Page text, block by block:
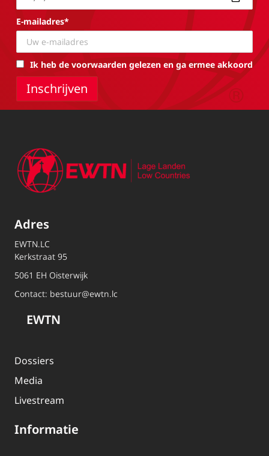
E-mailadres*
Ik heb de voorwaarden gelezen en ga ermee akkoord
Adres
EWTN.LC
Kerkstraat 95
5061 EH Oisterwijk
Contact: bestuur@ewtn.lc
EWTN
Dossiers
Media
Livestream
Informatie